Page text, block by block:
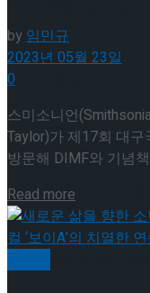
최진아, 2026
프리 스케이팅
[현장스케치
최진아, 2026
프리 스케이팅
by 임민규
2023년 05월 23일
0
스미소니언
Taylor)가 제17회 대
방문해 DIMF와 기념
Read more